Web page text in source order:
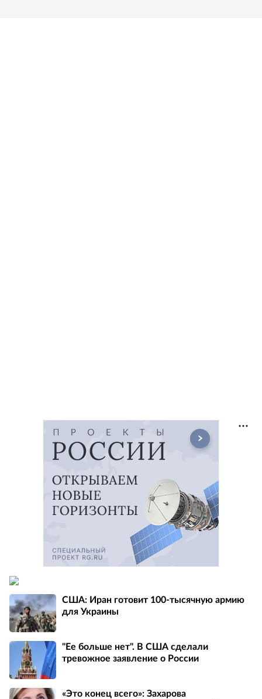
США: Иран готовит 100-тысячную армию
для Украины
"Ее больше нет". В США сделали
тревожное заявление о России
«Это конец всего»: Захарова